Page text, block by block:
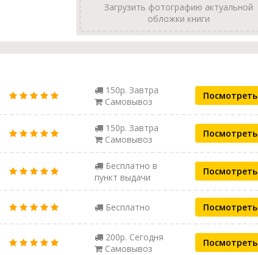
Загрузить фотографию актуальной
обложки книги
150р. Завтра
Самовывоз
Посмотреть
150р. Завтра
Самовывоз
Посмотреть
Бесплатно в
пункт выдачи
Посмотреть
Бесплатно Посмотреть
200р. Сегодня
Самовывоз
Посмотреть